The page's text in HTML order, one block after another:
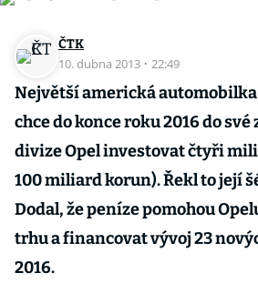
ČTK
10. dubna 2013 · 22:49
Největší americká
chce do konce roku 2016 do
divize Opel investovat čtyři
100 miliard korun). Řekl to její
Dodal, že peníze pomohou
trhu a financovat vývoj 23
2016.